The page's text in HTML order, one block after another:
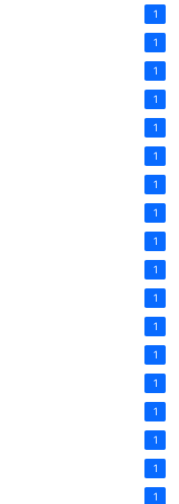
1
1
1
1
1
1
1
1
1
1
1
1
1
1
1
1
1
1